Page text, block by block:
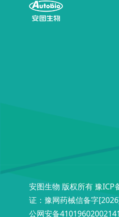
安图生物 版权所有豫ICP
证：豫网药械信备字
公网安备